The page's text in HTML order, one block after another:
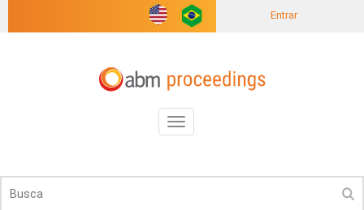
Entrar
Toggle
navigation